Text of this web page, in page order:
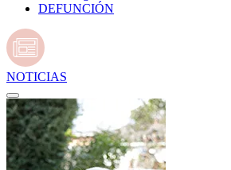
DEFUNCIÓN
NOTICIAS